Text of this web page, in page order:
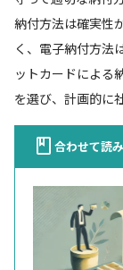
納付方法は確実性
く、電子納付方法
ットカードによる
を選び、計画的に
合わせて読